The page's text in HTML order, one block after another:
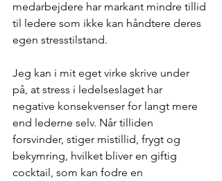
medarbejdere har markant mindre tillid
til ledere som ikke kan håndtere deres
egen stresstilstand.
Jeg kan i mit eget virke skrive under
på, at stress i ledelseslaget har
negative konsekvenser for langt mere
end lederne selv. Når tilliden
forsvinder, stiger mistillid, frygt og
bekymring, hvilket bliver en giftig
cocktail, som kan fodre en